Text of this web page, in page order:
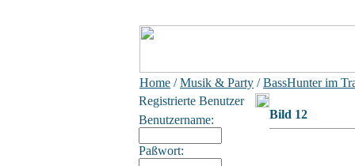
Home /Musik & Party /BassHunter im
Registrierte Benutzer
Benutzername:
Paßwort:
Bild 12